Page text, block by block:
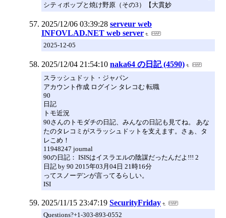
シティポップと焼け野原（その3）【大貫妙
2025/12/06 03:39:28 serveur web
INFOVLAD.NET web server
2025-12-05
2025/12/04 21:54:10 naka64 の日記 (4590)
スラッシュドット・ジャパン
アカウント作成 ログイン タレコむ 転職
90
日記
トモ近況
90さんのトモダチの日記、みんなの日記も見てね。 あな
たのタレコミがスラッシュドットを支えます。さぁ、タ
レこめ！
11948247 journal
90の日記： ISISはイスラエルの陰謀だったんだよ!!! 2
日記 by 90 2015年03月04日 21時16分
ってスノーデンが言ってるらしい。
ISI
2025/11/15 23:47:19 SecurityFriday
Questions?+1-303-893-0552